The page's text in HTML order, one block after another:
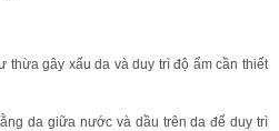
thừa gây xấu da và duy trì độ ẩm cần thiết
da giữa nước và dầu trên da để duy trì